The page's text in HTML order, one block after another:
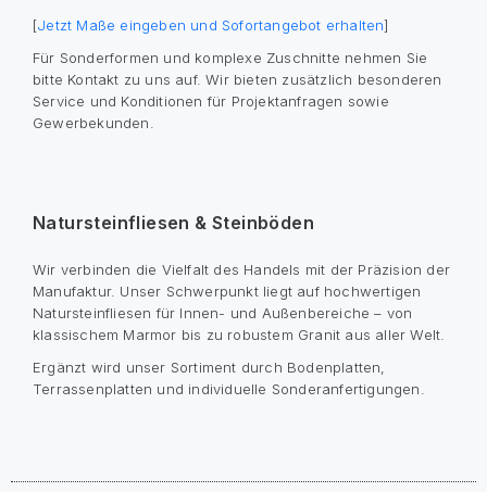
[Jetzt Maße eingeben und Sofortangebot erhalten]
Für Sonderformen und komplexe Zuschnitte nehmen Sie
bitte Kontakt zu uns auf. Wir bieten zusätzlich besonderen
Service und Konditionen für Projektanfragen sowie
Gewerbekunden.
Natursteinfliesen & Steinböden
Wir verbinden die Vielfalt des Handels mit der Präzision der
Manufaktur. Unser Schwerpunkt liegt auf hochwertigen
Natursteinfliesen für Innen- und Außenbereiche – von
klassischem Marmor bis zu robustem Granit aus aller Welt.
Ergänzt wird unser Sortiment durch Bodenplatten,
Terrassenplatten und individuelle Sonderanfertigungen.